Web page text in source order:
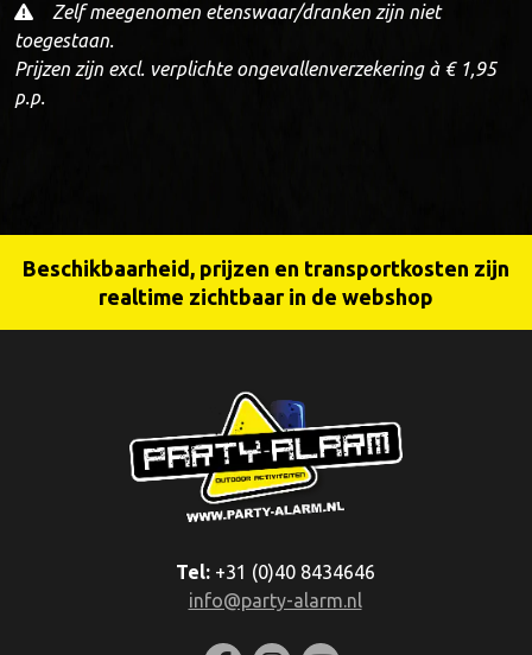
Zelf meegenomen etenswaar/dranken zijn niet
toegestaan.
Prijzen zijn excl. verplichte ongevallenverzekering à € 1,95
p.p.
Beschikbaarheid, prijzen en transportkosten zijn
realtime zichtbaar in de webshop
Tel:+31 (0)40 8434646
info@party-alarm.nl